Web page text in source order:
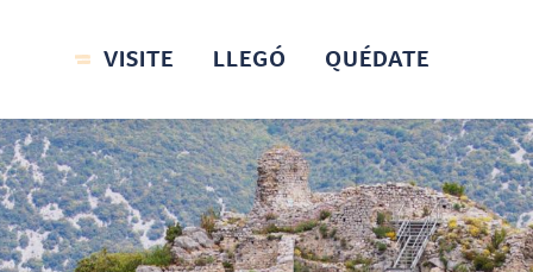
VISITE LLEGÓ QUÉDATE